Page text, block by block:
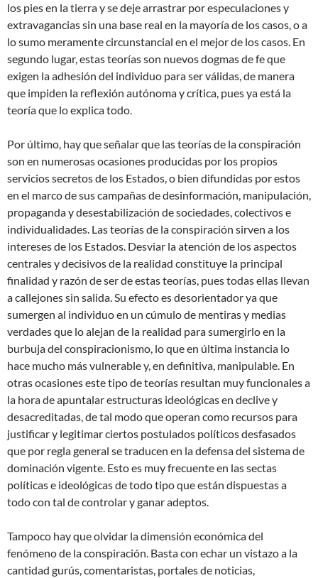
los pies en la tierra y se deje arrastrar por especulaciones y
extravagancias sin una base real en la mayoría de los casos, o a
lo sumo meramente circunstancial en el mejor de los casos. En
segundo lugar, estas teorías son nuevos dogmas de fe que
exigen la adhesión del individuo para ser válidas, de manera
que impiden la reflexión autónoma y crítica, pues ya está la
teoría que lo explica todo.
Por último, hay que señalar que las teorías de la conspiración
son en numerosas ocasiones producidas por los propios
servicios secretos de los Estados, o bien difundidas por estos
en el marco de sus campañas de desinformación, manipulación,
propaganda y desestabilización de sociedades, colectivos e
individualidades. Las teorías de la conspiración sirven a los
intereses de los Estados. Desviar la atención de los aspectos
centrales y decisivos de la realidad constituye la principal
finalidad y razón de ser de estas teorías, pues todas ellas llevan
a callejones sin salida. Su efecto es desorientador ya que
sumergen al individuo en un cúmulo de mentiras y medias
verdades que lo alejan de la realidad para sumergirlo en la
burbuja del conspiracionismo, lo que en última instancia lo
hace mucho más vulnerable y, en definitiva, manipulable. En
otras ocasiones este tipo de teorías resultan muy funcionales a
la hora de apuntalar estructuras ideológicas en declive y
desacreditadas, de tal modo que operan como recursos para
justificar y legitimar ciertos postulados políticos desfasados
que por regla general se traducen en la defensa del sistema de
dominación vigente. Esto es muy frecuente en las sectas
políticas e ideológicas de todo tipo que están dispuestas a
todo con tal de controlar y ganar adeptos.
Tampoco hay que olvidar la dimensión económica del
fenómeno de la conspiración. Basta con echar un vistazo a la
cantidad gurús, comentaristas, portales de noticias,